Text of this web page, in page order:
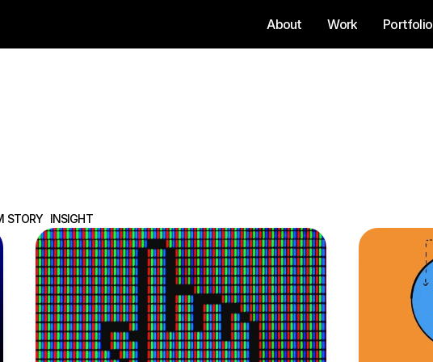
About Work Portfolio
STORY
STORY
INSIGHT
INSIGHT